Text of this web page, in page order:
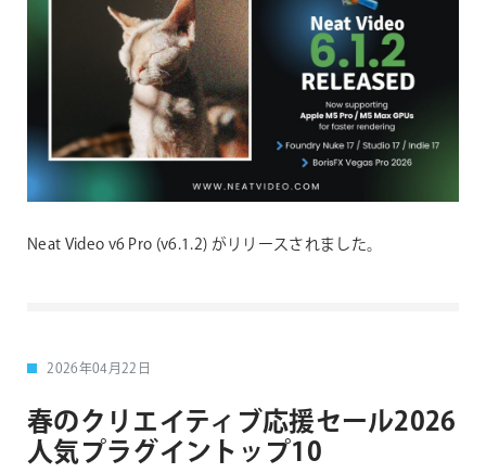
Neat Video v6 Pro (v6.1.2) がリリースされました。
2026年04月22日
春のクリエイティブ応援セール2026
人気プラグイントップ10